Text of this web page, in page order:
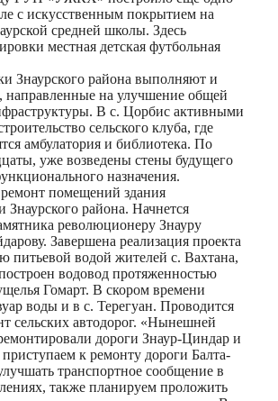
с искусственным покрытием на
средней школы. Здесь
местная детская футбольная
Знаурского района выполняют и
направленные на улучшение общей
В с. Цорбис активными
сельского клуба, где
амбулатория и библиотека. По
уже возведены стены будущего
назначения.
помещений здания
Знаурского района. Начнется
революционеру Знауру
Завершена реализация проекта
питьевой водой жителей с. Вахтана,
водовод протяженностью
Гомарт. В скором времени
воды и в с. Терегуан. Проводится
сельских автодорог. «Нынешней
дороги Знаур-Циндар и
к ремонту дороги Балта-
транспортное сообщение в
также планируем проложить